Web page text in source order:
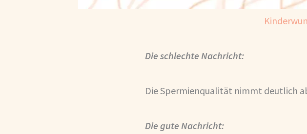
Die schlechte Nachricht:
Die Spermienqualität nimmt deutlich
Die gute Nachricht: